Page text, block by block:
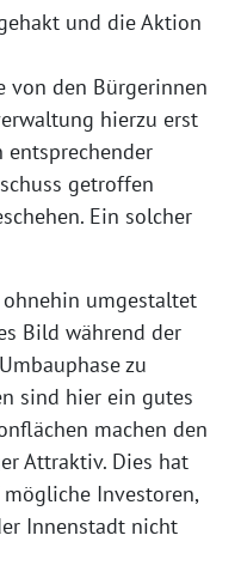
und die Aktion
von den Bürgerinnen
hierzu erst
getroffen
Ein solcher
umgestaltet
Bild während der
zu
sind hier ein gutes
machen den
Attraktiv. Dies hat
Investoren,
Innenstadt nicht